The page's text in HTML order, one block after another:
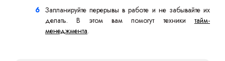
Запланируйте перерывы в работе и не забывайте их
делать. В этом вам помогут техники тайм-
менеджмента.